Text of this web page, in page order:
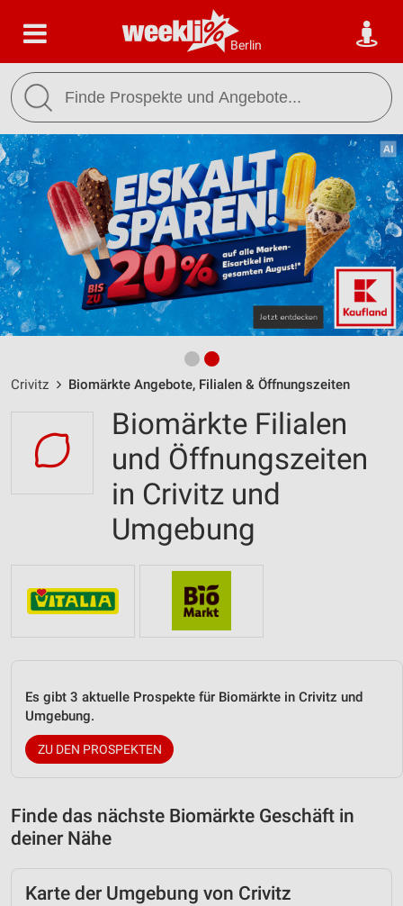
Berlin
Crivitz Biomärkte Angebote, Filialen & Öffnungszeiten
Biomärkte Filialen
und Öffnungszeiten
in Crivitz und
Umgebung
Es gibt 3 aktuelle Prospekte für Biomärkte in Crivitz und
Umgebung.
ZU DEN PROSPEKTEN
Finde das nächste Biomärkte Geschäft in
deiner Nähe
Karte der Umgebung von Crivitz